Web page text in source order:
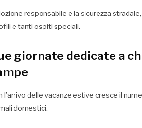
responsabile e la sicurezza
e tanti ospiti speciali.
giornate dedicate a
l’arrivo delle vacanze estive cresce il
domestici.